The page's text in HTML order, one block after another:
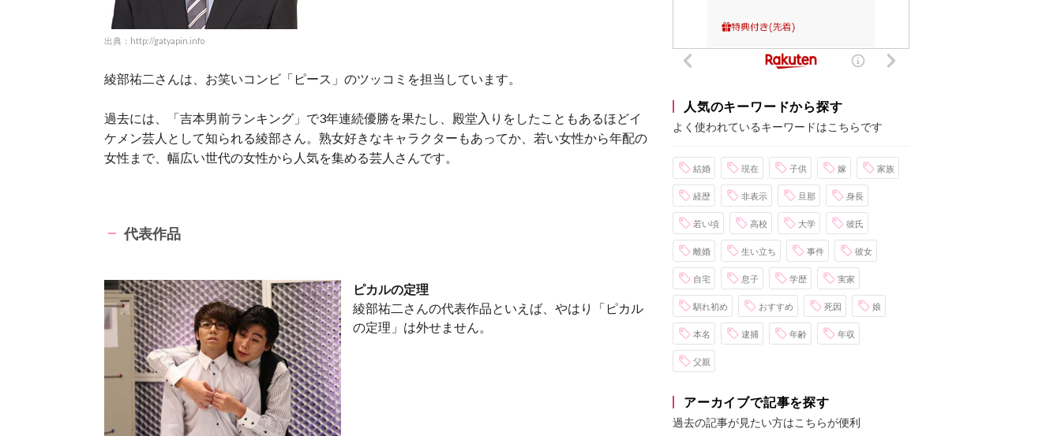
出典：http://gatyapin.info
綾部祐二さんは、お笑いコンビ「ピース」のツッコミを担当しています。
過去には、「吉本男前ランキング」で3年連続優勝を果たし、殿堂入りをしたこともあるほどイ
ケメン芸人として知られる綾部さん。熟女好きなキャラクターもあってか、若い女性から年配の
女性まで、幅広い世代の女性から人気を集める芸人さんです。
代表作品
ピカルの定理
綾部祐二さんの代表作品といえば、やはり「ピカル
の定理」は外せません。
人気のキーワードから探す
よく使われているキーワードはこちらです
結婚 現在 子供 嫁 家族
経歴 非表示 旦那 身長
若い頃 高校 大学 彼氏
離婚 生い立ち 事件 彼女
自宅 息子 学歴 実家
馴れ初め おすすめ 死因 娘
本名 逮捕 年齢 年収
父親
アーカイブで記事を探す
過去の記事が見たい方はこちらが便利